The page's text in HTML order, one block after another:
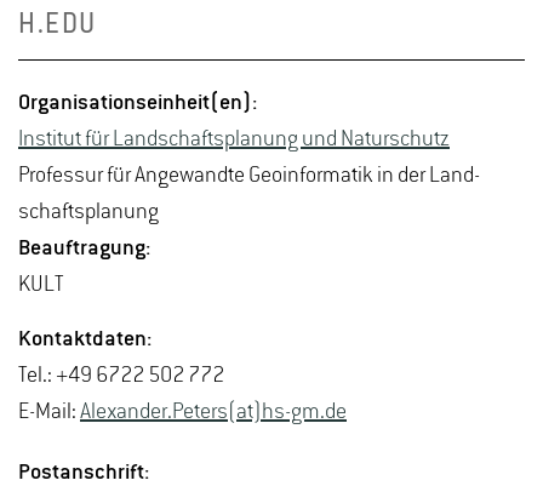
H.​EDU
Or­ga­ni­sa­ti­ons­ein­heit(en):
In­sti­tut für Land­schafts­pla­nung und Na­tur­schutz
Pro­fes­sur für An­ge­wand­te Geo­in­for­ma­tik in der Land­
schafts­pla­nung
Be­auf­tra­gung:
KULT
Kon­takt­da­ten:
Tel.: +49 6722 502 772
E-Mail: Alex­an­der.Pe­ters(at)hs-​gm.​de
Post­an­schrift: